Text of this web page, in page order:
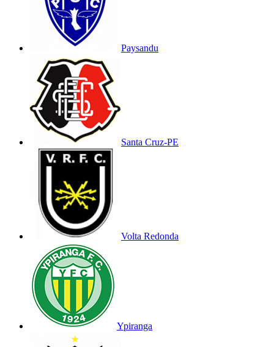
Paysandu
Santa Cruz-PE
Volta Redonda
Ypiranga